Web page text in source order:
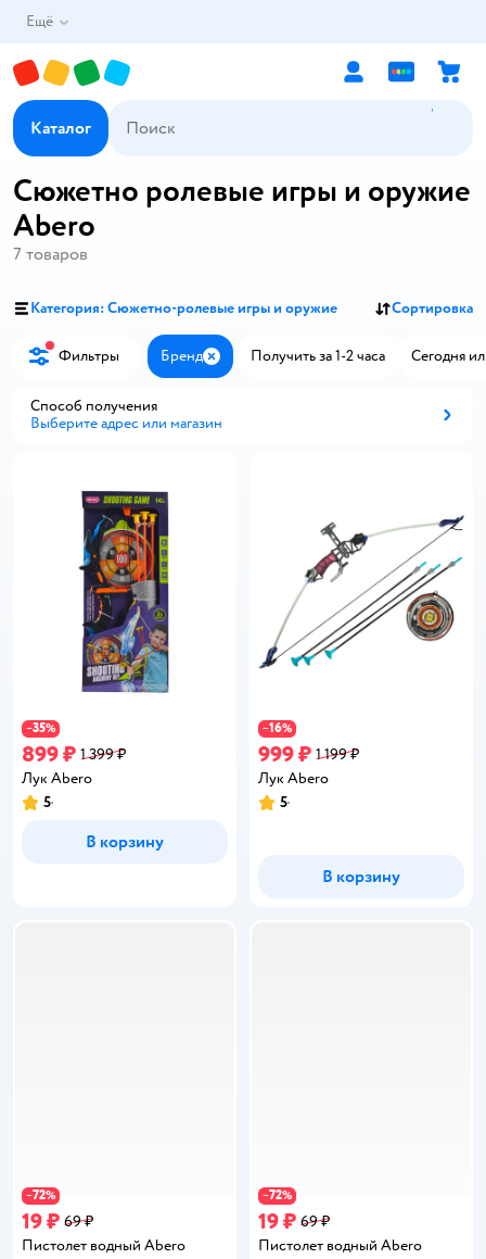
Ещё
Каталог
Сюжетно ролевые игры и оружие
Abero
7 товаров
Категория: Сюжетно-ролевые игры и оружие Сортировка
Фильтры Бренд ЗакрытьПолучить за 1-2 часа Сегодня
Способ получения
Выберите адрес или магазин
−35%
899 ₽ 1 399 ₽
Лук Abero
Рейтинг:
5
В корзину
−16%
999 ₽ 1 199 ₽
Лук Abero
Рейтинг:
5
В корзину
−72%
19 ₽ 69 ₽
Пистолет водный Abero
−72%
19 ₽ 69 ₽
Пистолет водный Abero